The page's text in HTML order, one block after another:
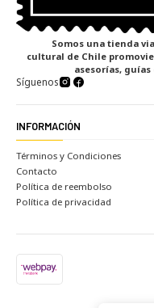
Somos una tienda
cultural de Chile
asesorías,
Síguenos
INFORMACIÓN
Términos y Condiciones
Contacto
Política de reembolso
Política de privacidad